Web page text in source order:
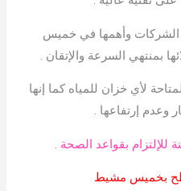
الشركات وأهمها في خميس
بمنتهي السرعة والإتقان .
لأي خزان للمياه كما إنها
وعدم إرتفاعها .
للإلتزام بقواعد الصحة .
بخميس مشيط